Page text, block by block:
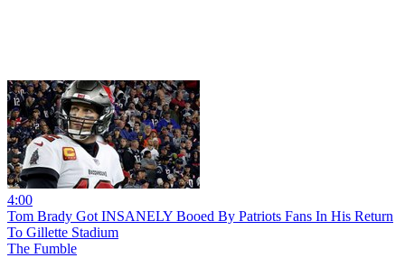
4:00
Tom Brady Got INSANELY Booed By Patriots Fans In His Return
To Gillette Stadium
The Fumble